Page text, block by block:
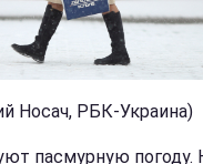
Носач, РБК-Украина)
пасмурную погоду.